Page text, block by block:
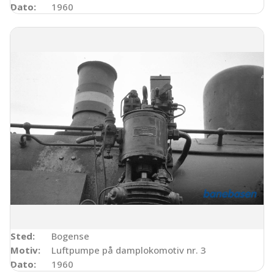
Dato:
1960
Sted:
Bogense
Motiv:
Luftpumpe på damplokomotiv nr. 3
Dato:
1960